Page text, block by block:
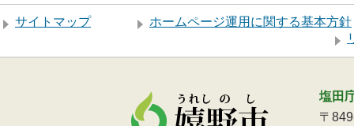
サイトマップ
ホームページ運用に関する基本方針
塩田
〒